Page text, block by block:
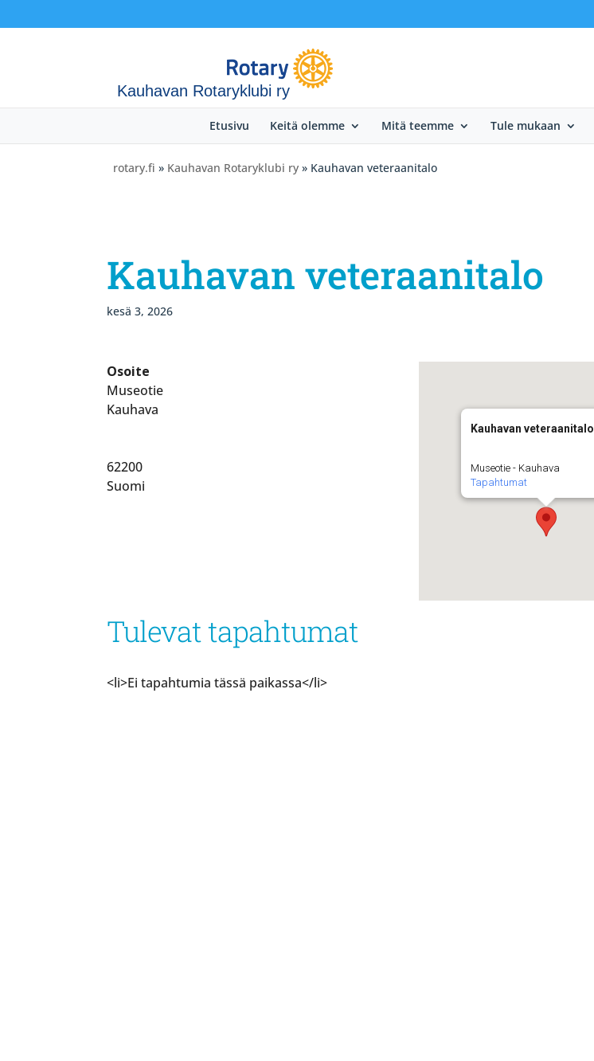
Kauhavan Rotaryklubi ry
Etusivu Keitä olemme Mitä teemme Tule mukaan
rotary.fi » Kauhavan Rotaryklubi ry » Kauhavan veteraanitalo
Kauhavan veteraanitalo
kesä 3, 2026
Kauhavan veteraanitalo
Museotie - Kauhava
Tapahtumat
Osoite
Museotie
Kauhava
62200
Suomi
Tulevat tapahtumat
<li>Ei tapahtumia tässä paikassa</li>